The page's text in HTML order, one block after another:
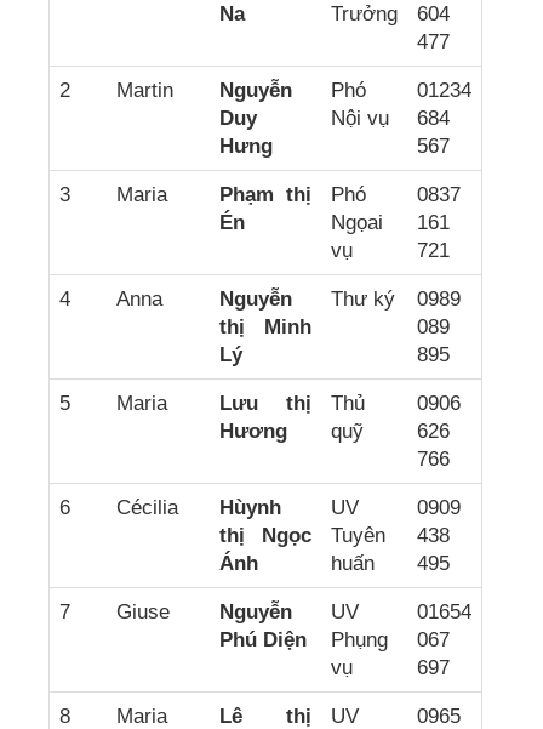
Na
Trưởng
604
477
2 Martin
Nguyễn
Duy
Hưng
Phó
Nội vụ
01234
684
567
3 Maria
Phạm thị
Én
Phó
Ngọai
vụ
0837
161
721
4 Anna
Nguyễn
thị Minh
Lý
Thư ký
0989
089
895
5 Maria
Lưu thị
Hương
Thủ
quỹ
0906
626
766
6 Cécilia
Hùynh
thị Ngọc
Ánh
UV
Tuyên
huấn
0909
438
495
7 Giuse
Nguyễn
Phú Diện
UV
Phụng
vụ
01654
067
697
8 Maria
Lê thị
UV
0965